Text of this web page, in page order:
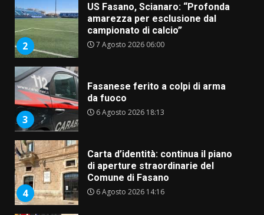
2
US Fasano, Scianaro: “Profonda
amarezza per esclusione dal
campionato di calcio”
7 Agosto 2026 06:00
3
Fasanese ferito a colpi di arma
da fuoco
6 Agosto 2026 18:13
4
Carta d’identità: continua il piano
di aperture straordinarie del
Comune di Fasano
6 Agosto 2026 14:16